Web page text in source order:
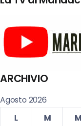
ARCHIVIO
Agosto 2026
L
M M